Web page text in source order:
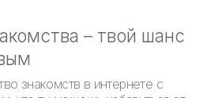
– твой шанс
знакомств в интернете с